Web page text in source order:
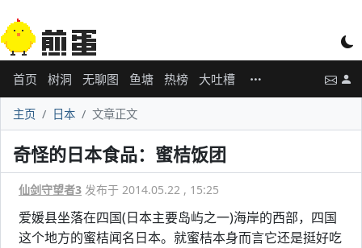
首页 树洞 无聊图 鱼塘 热榜 大吐槽
主页 日本 文章正文
奇怪的日本食品：蜜桔饭团
仙剑守望者3 发布于 2014.05.22 , 15:25
爱媛县坐落在四国(日本主要岛屿之一)海岸的西部，四国
这个地方的蜜桔闻名日本。就蜜桔本身而言它还是挺好吃